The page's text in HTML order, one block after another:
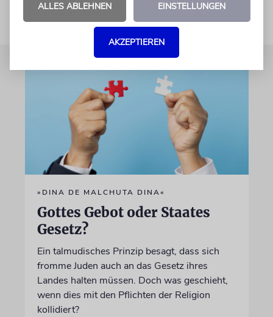
»DINA DE MALCHUTA DINA«
Gottes Gebot oder Staates
Gesetz?
Ein talmudisches Prinzip besagt, dass sich
fromme Juden auch an das Gesetz ihres
Landes halten müssen. Doch was geschieht,
wenn dies mit den Pflichten der Religion
kollidiert?
ALLES ABLEHNEN EINSTELLUNGEN
AKZEPTIEREN